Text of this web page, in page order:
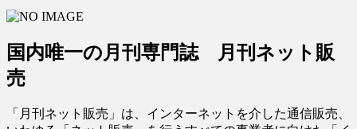
国内唯一の月刊専門誌 月刊ネット販
売
「月刊ネット販売」は、インターネットを介した通信販売、